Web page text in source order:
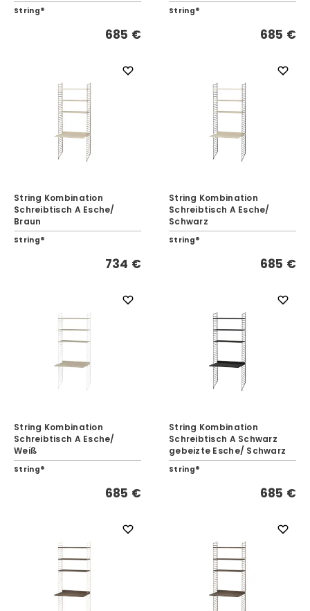
String®
685 €
String®
685 €
String Kombination
Schreibtisch A Esche/
Braun
String®
734 €
String Kombination
Schreibtisch A Esche/
Schwarz
String®
685 €
String Kombination
Schreibtisch A Esche/
Weiß
String®
685 €
String Kombination
Schreibtisch A Schwarz
gebeizte Esche/ Schwarz
String®
685 €